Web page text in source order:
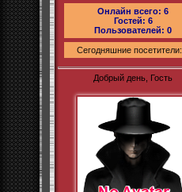
Онлайн всего: 6
Гостей: 6
Пользователей: 0
Сегодняшние посетители:
Добрый день, Гость